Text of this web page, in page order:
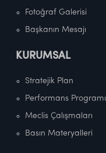
Fotoğraf Galerisi
Başkanın Mesajı
KURUMSAL
Stratejik Plan
Performans Programı
Meclis Çalışmaları
Basın Materyalleri